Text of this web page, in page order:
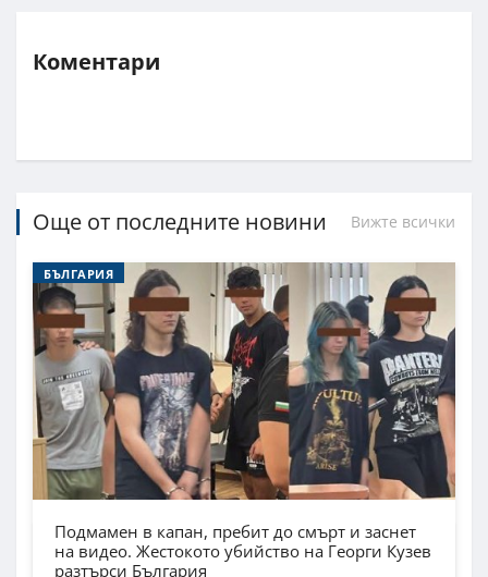
Коментари
Още от последните новини Вижте всички
БЪЛГАРИЯ
Подмамен в капан, пребит до смърт и заснет
на видео. Жестокото убийство на Георги Кузев
разтърси България